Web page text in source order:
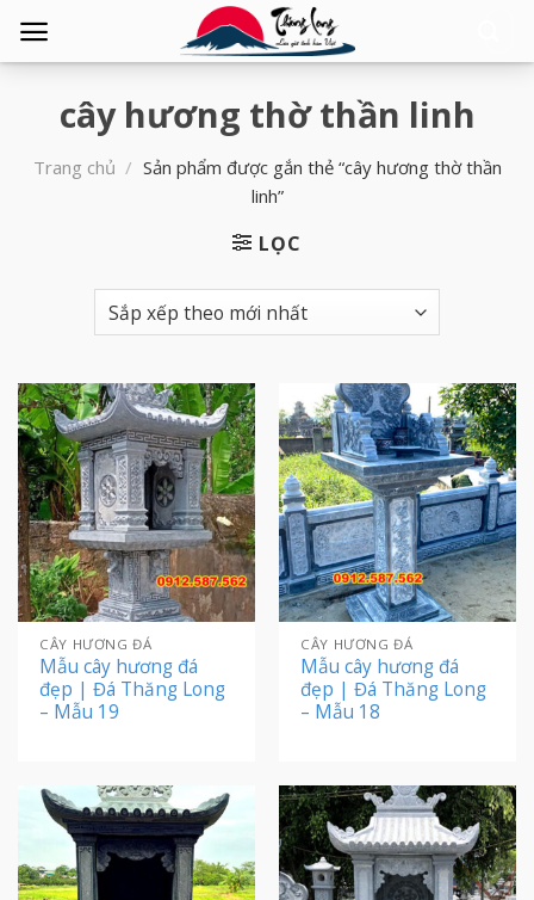
cây hương thờ thần linh
Trang chủ / Sản phẩm được gắn thẻ “cây hương thờ thần
linh”
LỌC
CÂY HƯƠNG ĐÁ
Mẫu cây hương đá
đẹp | Đá Thăng Long
– Mẫu 19
CÂY HƯƠNG ĐÁ
Mẫu cây hương đá
đẹp | Đá Thăng Long
– Mẫu 18